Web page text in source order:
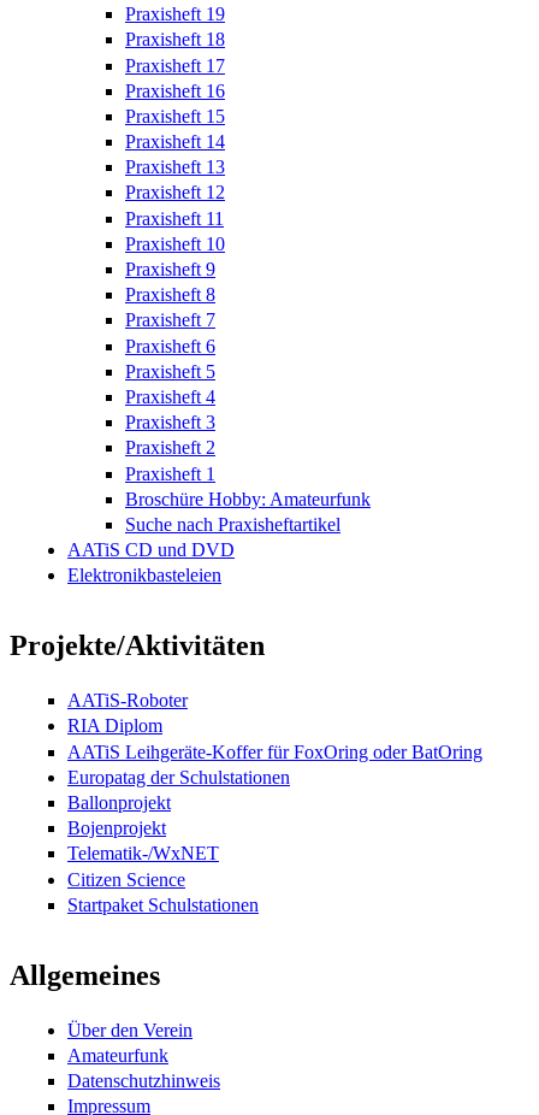
Praxisheft 19
Praxisheft 18
Praxisheft 17
Praxisheft 16
Praxisheft 15
Praxisheft 14
Praxisheft 13
Praxisheft 12
Praxisheft 11
Praxisheft 10
Praxisheft 9
Praxisheft 8
Praxisheft 7
Praxisheft 6
Praxisheft 5
Praxisheft 4
Praxisheft 3
Praxisheft 2
Praxisheft 1
Broschüre Hobby: Amateurfunk
Suche nach Praxisheftartikel
AATiS CD und DVD
Elektronikbasteleien
Projekte/Aktivitäten
AATiS-Roboter
RIA Diplom
AATiS Leihgeräte-Koffer für FoxOring oder BatOring
Europatag der Schulstationen
Ballonprojekt
Bojenprojekt
Telematik-/WxNET
Citizen Science
Startpaket Schulstationen
Allgemeines
Über den Verein
Amateurfunk
Datenschutzhinweis
Impressum